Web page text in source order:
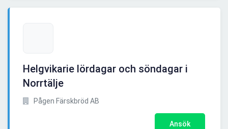
Helgvikarie lördagar och söndagar i
Norrtälje
Pågen Färskbröd AB
Ansök